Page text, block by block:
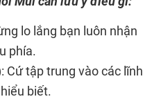
lo lắng bạn luôn nhận
phía.
Cứ tập trung vào các lĩnh
biết.